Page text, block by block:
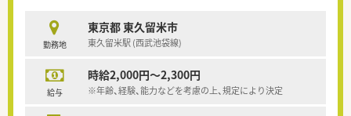
勤務地
東京都 東久留米市
東久留米駅 (西武池袋線)
給与
時給2,000円～2,300円
※年齢、経験、能力などを考慮の上、規定により決定